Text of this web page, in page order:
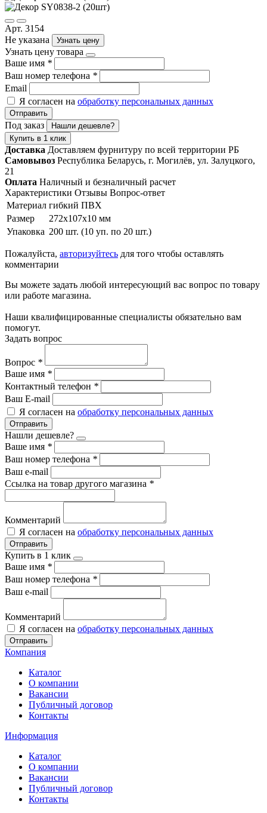
Арт. 3154
Не указана
Узнать цену
Узнать цену товара
Ваше имя *
Ваш номер телефона *
Email
Я согласен на обработку персональных данных
Отправить
Под заказ
Нашли дешевле?
Купить в 1 клик
Доставка Доставляем фурнитуру по всей территории РБ
Самовывоз Республика Беларусь, г. Могилёв, ул. Залуцкого,
21
Оплата Наличный и безналичный расчет
Характеристики Отзывы Вопрос-ответ
Материал гибкий ПВХ
Размер
272х107х10 мм
Упаковка 200 шт. (10 уп. по 20 шт.)
Пожалуйста, авторизуйтесь для того чтобы оставлять
комментарии
Вы можете задать любой интересующий вас вопрос по товару
или работе магазина.
Наши квалифицированные специалисты обязательно вам
помогут.
Задать вопрос
Вопрос *
Ваше имя *
Контактный телефон *
Ваш E-mail
Я согласен на обработку персональных данных
Отправить
Нашли дешевле?
Ваше имя *
Ваш номер телефона *
Ваш e-mail
Ссылка на товар другого магазина *
Комментарий
Я согласен на обработку персональных данных
Отправить
Купить в 1 клик
Ваше имя *
Ваш номер телефона *
Ваш e-mail
Комментарий
Я согласен на обработку персональных данных
Отправить
Компания
Каталог
О компании
Вакансии
Публичный договор
Контакты
Информация
Каталог
О компании
Вакансии
Публичный договор
Контакты